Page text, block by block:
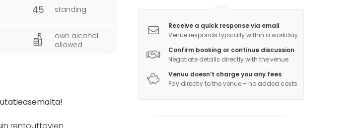
45 standing
own alcohol
allowed
Receive a quick response via email
Venue responds typically within a workday
Confirm booking or continue discussion
Negotiate details directly with the venue
Venuu doesn’t charge you any fees
Pay directly to the venue – no added costs